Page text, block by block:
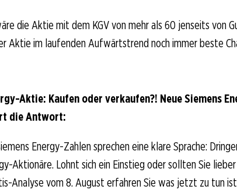
die Aktie mit dem KGV von mehr als 60 jenseits von
Aktie im laufenden Aufwärtstrend noch immer beste
Aktie: Kaufen oder verkaufen?! Neue Siemens
die Antwort:
Energy-Zahlen sprechen eine klare Sprache:
Aktionäre. Lohnt sich ein Einstieg oder sollten Sie
Analyse vom 8. August erfahren Sie was jetzt zu tun